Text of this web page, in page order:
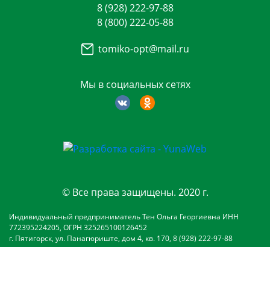
Мы в социальных сетях
8 (928) 222-97-88
8 (800) 222-05-88
tomiko-opt@mail.ru
© Все права защищены. 2020 г.
Индивидуальный предприниматель Тен Ольга Георгиевна ИНН
772395224205, ОГРН 325265100126452
г. Пятигорск, ул. Панагюриште, дом 4, кв. 170, 8 (928) 222-97-88